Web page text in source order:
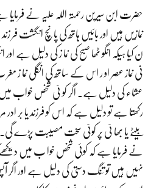
حضرت ابن سیرین رحمتہ اللہ علیہ نے
نمازیں ہیں اور بائیں ہاتھ کی پانچ انگشت فر
ن کیا ہیکہ انگو ٹھا صبح کی نما ز کی دلیل ہے
نی نماز عصر او ر اس کے ساتھ کی انگلی نما
عشاء کی دلیل ہے۔ اگر کو ئی شخص خواب
رکھتا ہے تو دلیل ہے کہ اس کو فرزند یا بر
بیٹے یا بھا ئی پر کوئی سخت مصیبت پڑے گی۔
نے فرمایا ہے کہ کوئی شخص خوا ب میں
نہیں ہیں تو تنگ دستی کی دلیل ہے اور اگر